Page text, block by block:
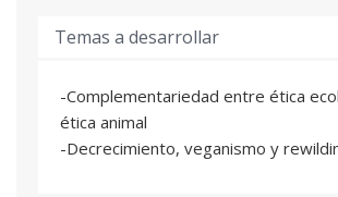
Temas a desarrollar
-Complementariedad entre ética
ética animal
-Decrecimiento, veganismo y